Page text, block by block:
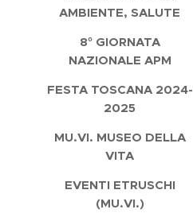
AMBIENTE, SALUTE
8° GIORNATA
NAZIONALE APM
FESTA TOSCANA 2024-
2025
MU.VI. MUSEO DELLA
VITA
EVENTI ETRUSCHI
(MU.VI.)